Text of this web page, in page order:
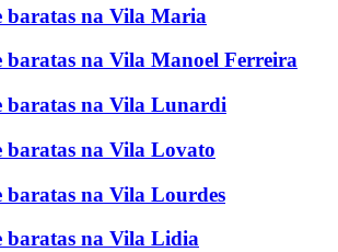
baratas na Vila Maria
baratas na Vila Manoel Ferreira
baratas na Vila Lunardi
baratas na Vila Lovato
baratas na Vila Lourdes
baratas na Vila Lidia